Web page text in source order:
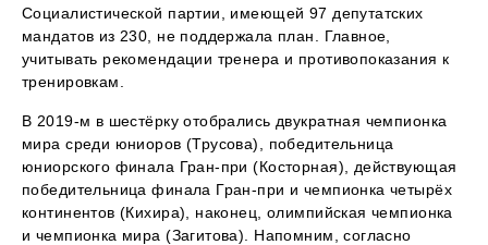
Социалистической партии, имеющей 97 депутатских
мандатов из 230, не поддержала план. Главное,
учитывать рекомендации тренера и противопоказания к
тренировкам.
В 2019-м в шестёрку отобрались двукратная чемпионка
мира среди юниоров (Трусова), победительница
юниорского финала Гран-при (Косторная), действующая
победительница финала Гран-при и чемпионка четырёх
континентов (Кихира), наконец, олимпийская чемпионка
и чемпионка мира (Загитова). Напомним, согласно